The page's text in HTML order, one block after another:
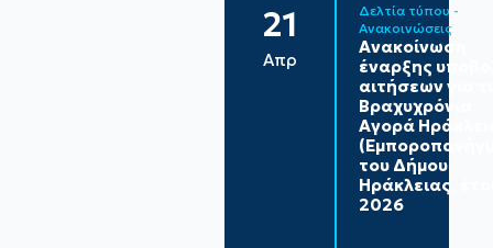
21
Απρ
Δελτία τύπου -
Ανακοινώσεις
Ανακοίνωση
έναρξης
αιτήσεων για
Βραχυχρόνια
Αγορά
του Δήμου
Ηράκλειας,
2026